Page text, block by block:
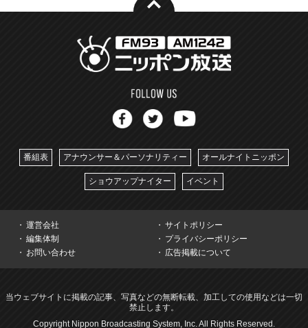
番組表 アナウンサー＆パーソナリティー オールナイトニッポン
ショウアップナイター イベント
運営会社
サイトポリシー
編集体制
プライバシーポリシー
お問い合わせ
広告掲載について
当ウェブサイトに掲載の記事、写真などの無断転載、加工しての使用などは一切
禁止します。
Copyright Nippon Broadcasting System, Inc. All Rights Reserved.